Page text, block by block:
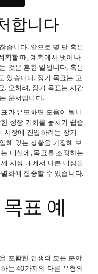
합니다
습니다. 앞으로 몇 달 혹은
획할 때, 계획에서 벗어나
것은 흔한 일입니다. 혹은
있습니다. 장기 목표는 고
. 오히려, 장기 목표는 시간
문서입니다.
가 유연하면 도움이 됩니
성장 기회를 놓치기 쉽습
시장에 진입하려는 장기
해 있는 상황을 가정해 보
대신에, 목표를 조정하는
시장 내에서 다른 대상을
화에 집중할 수 있습니다.
표 예
포함한 인생의 모든 분야
는 40가지의 다른 유형의